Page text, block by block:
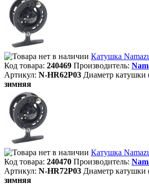
Катушка
Код товара: 240469 Производитель:
Артикул: N-HR62P03 Диаметр катушки
зимняя
Катушка
Код товара: 240470 Производитель:
Артикул: N-HR72P03 Диаметр катушки
зимняя